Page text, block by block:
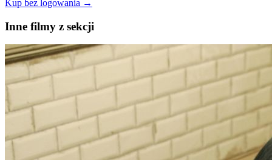
Kup bez logowania →
Inne filmy z sekcji